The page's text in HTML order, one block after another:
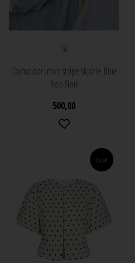
36
Dalma dori mini stripe skjorte Blue
Neo Noir
500,00
NEW